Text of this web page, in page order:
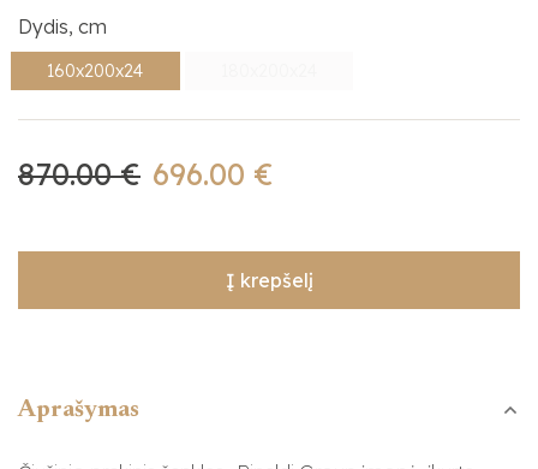
Dydis, cm
160x200x24
696.00 €
870.00 €
Į krepšelį
Aprašymas